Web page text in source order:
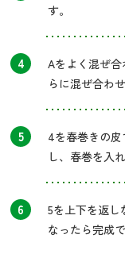
す。
4
Aをよく混ぜ
らに混ぜ合わせ
5
4を春巻きの皮
し、春巻を入れ
6
5を上下を返し
なったら完成で